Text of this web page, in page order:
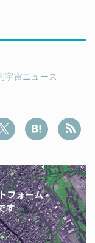
宇宙ニュース